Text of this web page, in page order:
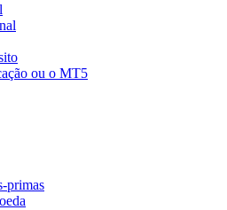
ou o MT5
primas